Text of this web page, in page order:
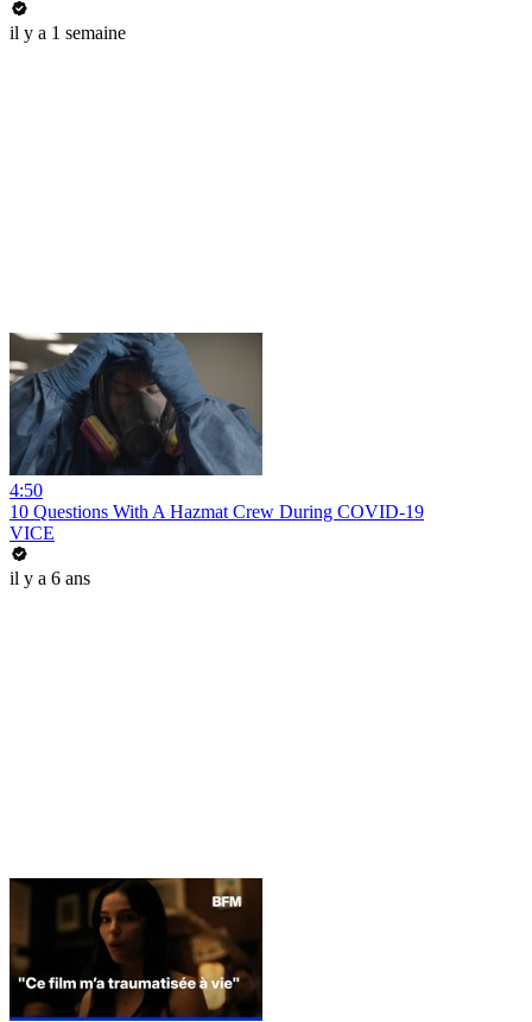
il y a 1 semaine
4:50
10 Questions With A Hazmat Crew During COVID-19
VICE
il y a 6 ans